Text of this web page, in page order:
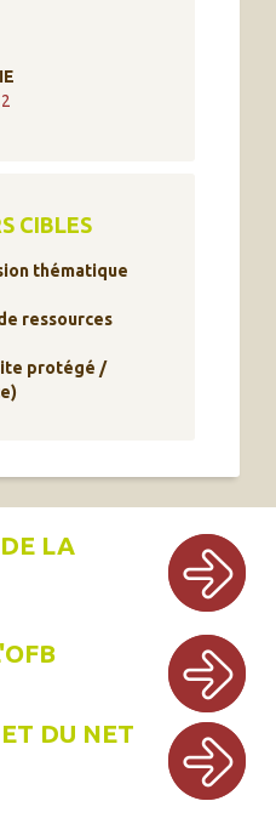
CIBLES
thématique
ressources
protégé /
LA
DU NET